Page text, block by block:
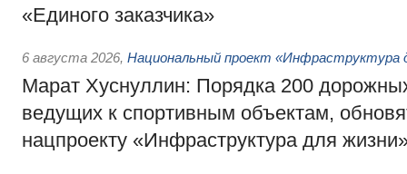
«Единого заказчика»
6 августа 2026, Национальный проект «Инфраструктура
Марат Хуснуллин: Порядка 200
ведущих к спортивным объектам,
нацпроекту «Инфраструктура для